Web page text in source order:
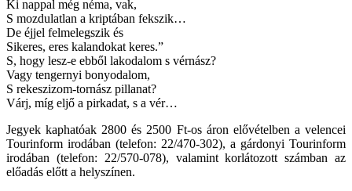
Ki nappal még néma, vak,
S mozdulatlan a kriptában fekszik…
De éjjel felmelegszik és
Sikeres, eres kalandokat keres.”
S, hogy lesz-e ebből lakodalom s vérnász?
Vagy tengernyi bonyodalom,
S rekeszizom-tornász pillanat?
Várj, míg eljő a pirkadat, s a vér…
Jegyek kaphatóak 2800 és 2500 Ft-os áron elővételben a velencei
Tourinform irodában (telefon: 22/470-302), a gárdonyi Tourinform
irodában (telefon: 22/570-078), valamint korlátozott számban az
előadás előtt a helyszínen.